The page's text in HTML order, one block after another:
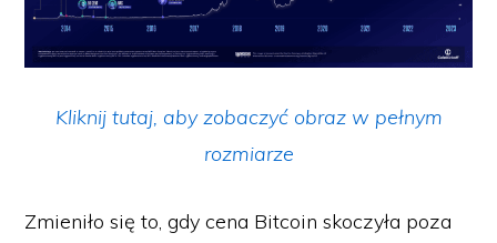
Kliknij tutaj, aby zobaczyć obraz w pełnym
rozmiarze
Zmieniło się to, gdy cena Bitcoin skoczyła poza